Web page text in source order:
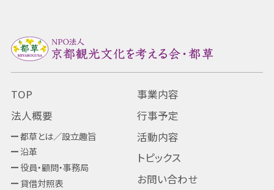
TOP
法人概要
都草とは／設立趣旨
沿革
役員・顧問・事務局
貸借対照表
事業内容
行事予定
活動内容
トピックス
お問い合わせ